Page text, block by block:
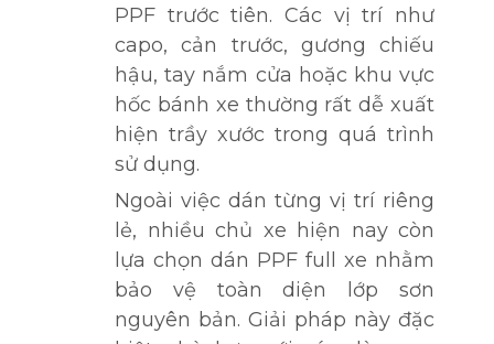
PPF trước tiên. Các vị trí như
capo, cản trước, gương chiếu
hậu, tay nắm cửa hoặc khu vực
hốc bánh xe thường rất dễ xuất
hiện trầy xước trong quá trình
sử dụng.
Ngoài việc dán từng vị trí riêng
lẻ, nhiều chủ xe hiện nay còn
lựa chọn dán PPF full xe nhằm
bảo vệ toàn diện lớp sơn
nguyên bản. Giải pháp này đặc